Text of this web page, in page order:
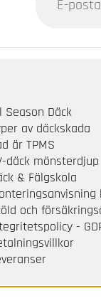
Season Däck
av däckskada
är TPMS
däck mönsterdjup
& Fälgskola
och
-